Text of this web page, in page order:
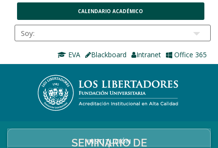
CALENDARIO ACADÉMICO
EVA Blackboard Intranet Office 365
INSTITUCIÓN
+
SEMINARIO DE